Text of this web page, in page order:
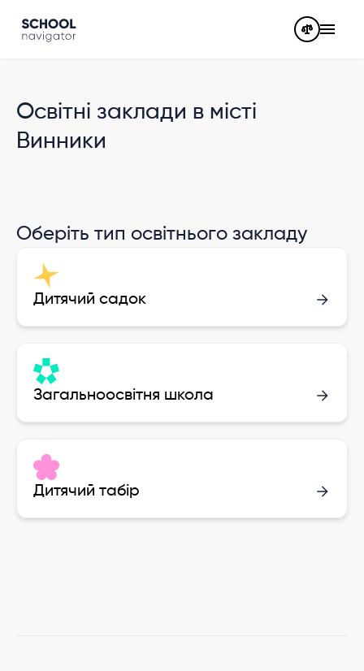
Освітні заклади в місті
Винники
Оберіть тип освітнього закладу
Дитячий садок
Загальноосвітня школа
Дитячий табір